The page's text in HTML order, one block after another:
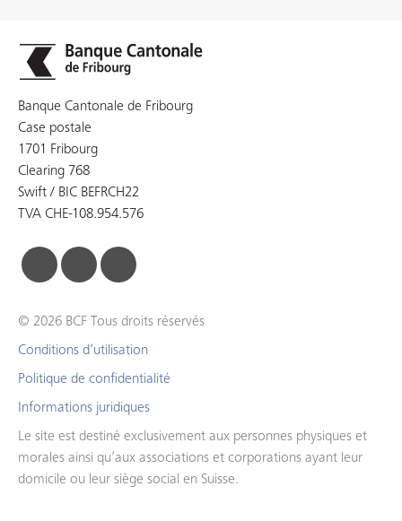
Banque Cantonale de Fribourg
Case postale
1701 Fribourg
Clearing 768
Swift / BIC BEFRCH22
TVA CHE-108.954.576
© 2026 BCF Tous droits réservés
Conditions d’utilisation
Politique de confidentialité
Informations juridiques
Le site est destiné exclusivement aux personnes physiques et
morales ainsi qu’aux associations et corporations ayant leur
domicile ou leur siège social en Suisse.